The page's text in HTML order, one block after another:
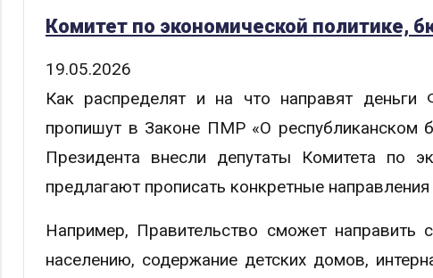
Комитет по экономической политике,
19.05.2026
Как распределят и на что направят
пропишут в Законе ПМР «О республиканском
Президента внесли депутаты Комитета по
предлагают прописать конкретные
Например, Правительство сможет направить
населению, содержание детских домов,